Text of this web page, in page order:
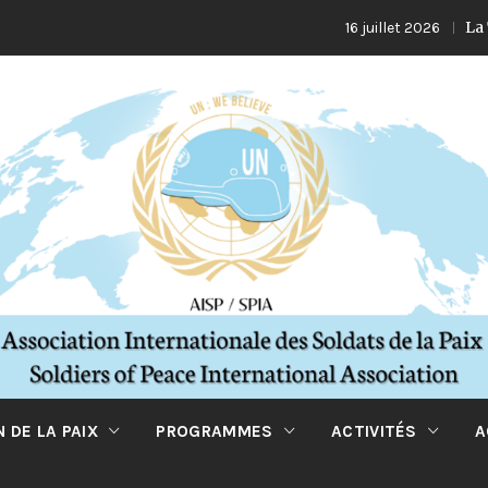
16 juillet 2026 La Turquie
DE LA PAIX PROGRAMMES ACTIVITÉS